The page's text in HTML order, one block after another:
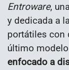
Entroware,
y dedicada a
portátiles con
último modelo
enfocado a